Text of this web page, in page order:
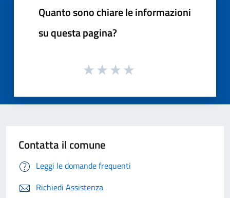
Quanto sono chiare le informazioni
su questa pagina?
Contatta il comune
Leggi le domande frequenti
Richiedi Assistenza